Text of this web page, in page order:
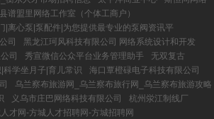
谱盟里网络工作室（个体工商户）
|离心泵|泵配件|为您提供最专业的泵阀资讯平
司
黑龙江珂风科技有限公司 网络系统设计和开发
司
秀宣微信公众平台业务管理助手
无双复古
科学坐月子|育儿常识
海口覃橙碌电子科技有限公司
乌兰察布旅游网_乌兰察布旅行网_乌兰察布旅游攻略
义乌市庄巴网络科技有限公司
杭州泶江制线厂
才网-方城人才招聘网-方城招聘网